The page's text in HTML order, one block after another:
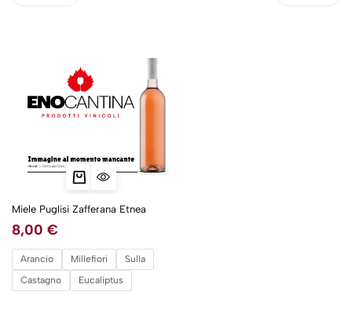
Miele Puglisi Zafferana Etnea
8,00 €
Arancio Millefiori
Sulla
Castagno
Eucaliptus
5NEW